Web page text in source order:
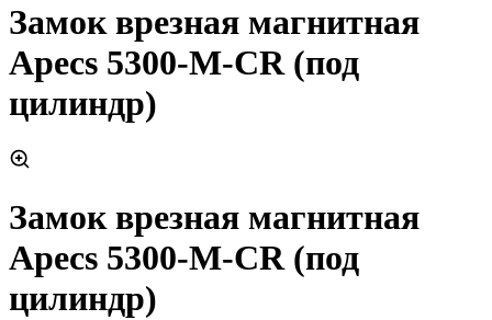
Замок врезная магнитная
Apecs 5300-M-CR (под
цилиндр)
Замок врезная магнитная
Apecs 5300-M-CR (под
цилиндр)